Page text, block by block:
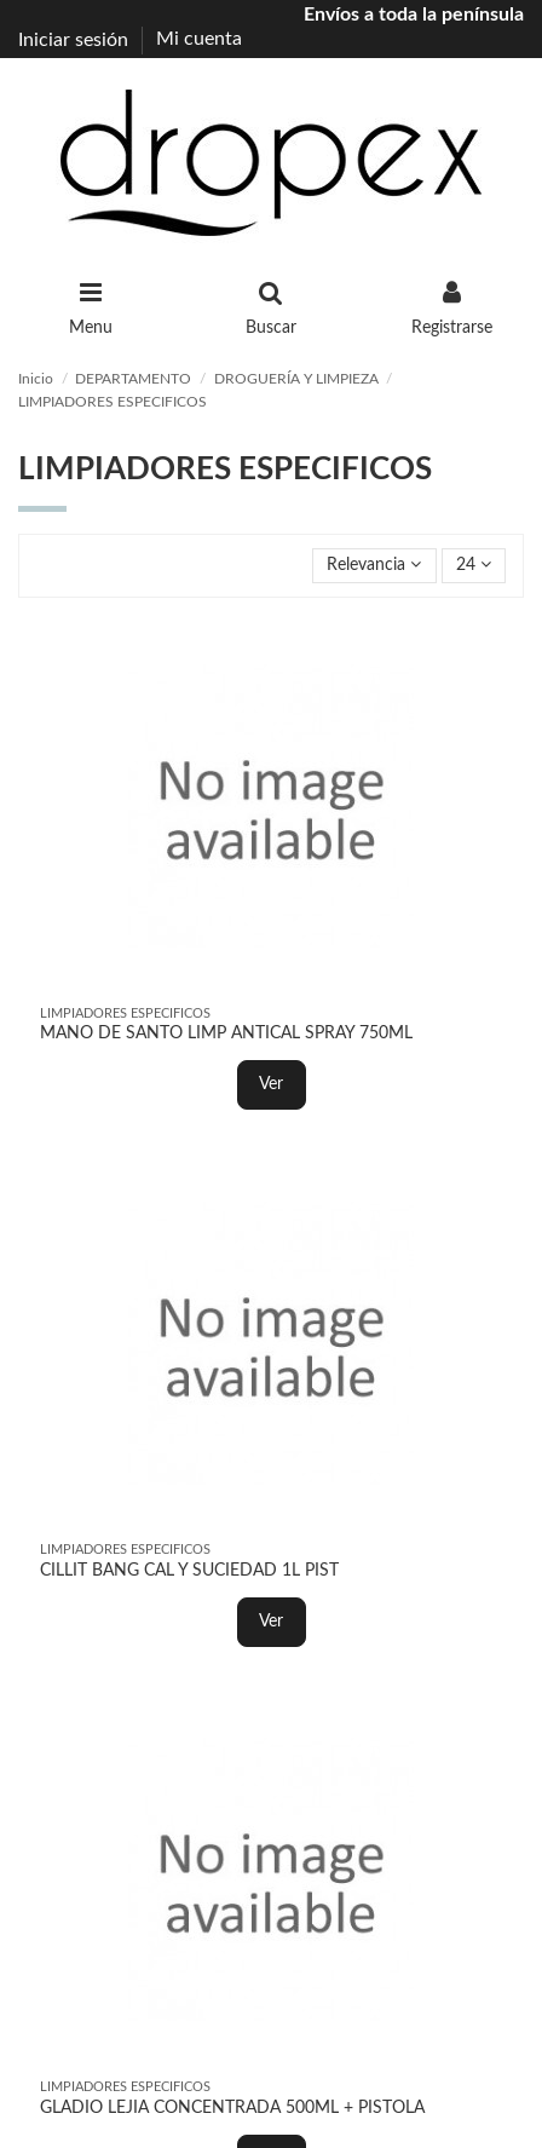
Envíos a toda la península
Iniciar sesión
Mi cuenta
Menu Buscar Registrarse
Inicio DEPARTAMENTO
DROGUERÍA Y LIMPIEZA
LIMPIADORES ESPECIFICOS
LIMPIADORES ESPECIFICOS
Relevancia 24
LIMPIADORES ESPECIFICOS
MANO DE SANTO LIMP ANTICAL SPRAY 750ML
Ver
LIMPIADORES ESPECIFICOS
CILLIT BANG CAL Y SUCIEDAD 1L PIST
Ver
LIMPIADORES ESPECIFICOS
GLADIO LEJIA CONCENTRADA 500ML + PISTOLA